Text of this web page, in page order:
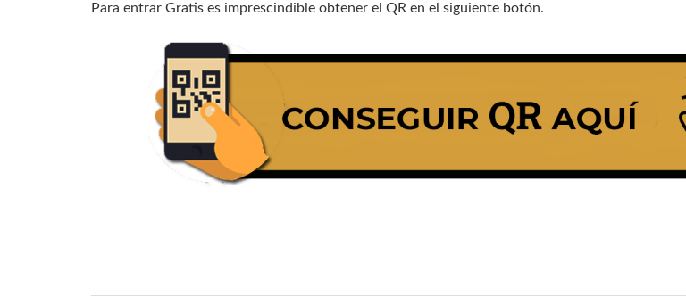
Para entrar Gratis es imprescindible obtener el QR en el siguiente botón.